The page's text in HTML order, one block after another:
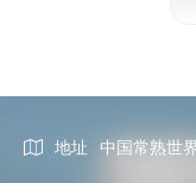
地址 中国常熟世